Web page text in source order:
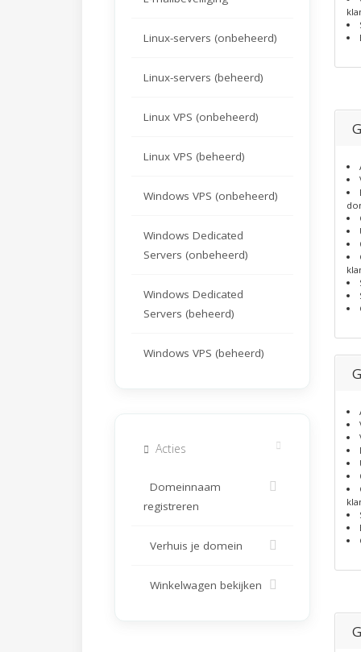
Linux-servers (onbeheerd)
Linux-servers (beheerd)
Linux VPS (onbeheerd)
Linux VPS (beheerd)
Windows VPS (onbeheerd)
Windows Dedicated
Servers (onbeheerd)
Windows Dedicated
Servers (beheerd)
Windows VPS (beheerd)
Acties
Domeinnaam
registreren
Verhuis je domein
Winkelwagen bekijken